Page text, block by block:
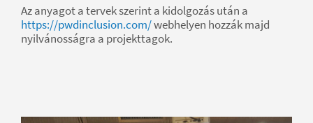
Az anyagot a tervek szerint a kidolgozás után a
https://pwdinclusion.com/webhelyen hozzák majd
nyilvánosságra a projekttagok.